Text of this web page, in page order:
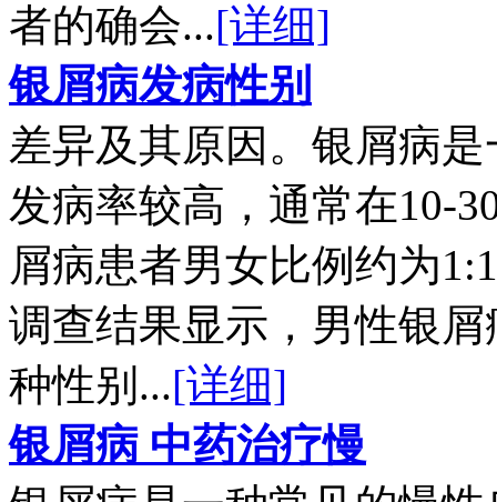
者的确会...[详细]
银屑病发病性别
差异及其原因。银屑病
发病率较高，通常在10-
屑病患者男女比例约为
调查结果显示，男性银
种性别...[详细]
银屑病 中药治疗慢